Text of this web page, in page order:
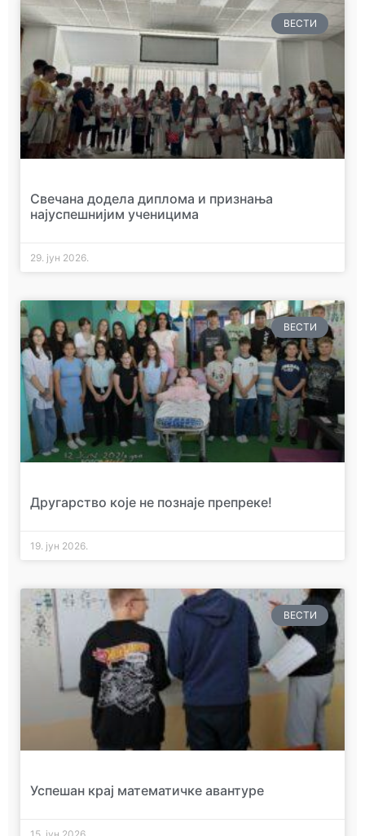
ВЕСТИ
Свечана додела диплома и признања
најуспешнијим ученицима
29. јун 2026.
ВЕСТИ
Другарство које не познаје препреке!
19. јун 2026.
ВЕСТИ
Успешан крај математичке авантуре
15. јун 2026.